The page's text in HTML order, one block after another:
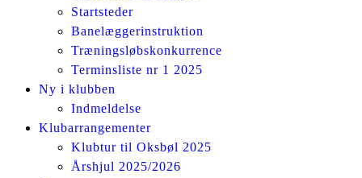
Startsteder
Banelæggerinstruktion
Træningsløbskonkurrence
Terminsliste nr 1 2025
Ny i klubben
Indmeldelse
Klubarrangementer
Klubtur til Oksbøl 2025
Årshjul 2025/2026